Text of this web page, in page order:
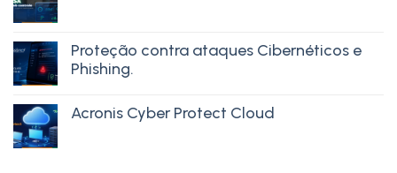
Proteção contra ataques Cibernéticos e
Phishing.
Acronis Cyber Protect Cloud